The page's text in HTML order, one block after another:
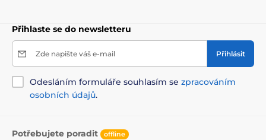
Přihlaste se do newsletteru
Zde napište váš e-mail Přihlásit
Odesláním formuláře souhlasím se zpracováním
osobních údajů.
Potřebujete poradit offline